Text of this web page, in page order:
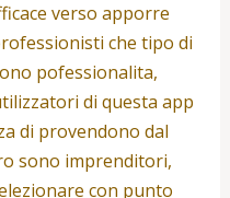
verso apporre
che tipo di
pofessionalita,
di questa app
di provendono dal
sono imprenditori,
con punto